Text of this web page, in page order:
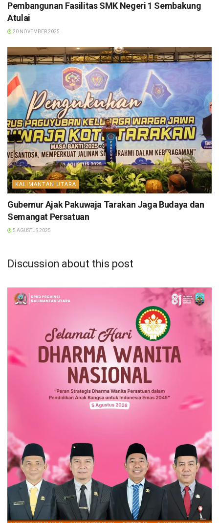
Pembangunan Fasilitas SMK Negeri 1 Sembakung
Atulai
20 NOVEMBER 2025
KALIMANTAN UTARA
Gubernur Ajak Pakuwaja Tarakan Jaga Budaya dan
Semangat Persatuan
5 AGUSTUS 2025
Discussion about this post